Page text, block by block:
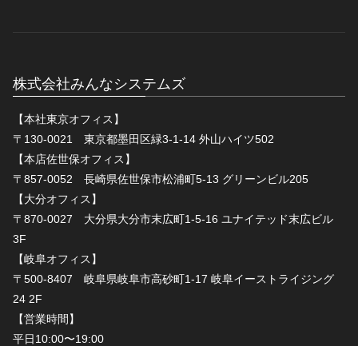
株式会社みんなシステムズ
【本社東京オフィス】
〒130-0021 東京都墨田区緑3-1-14 外山ハイツ502
【本店佐世保オフィス】
〒857-0052 長崎県佐世保市松浦町5-13 グリーンビル205
【大分オフィス】
〒870-0027 大分県大分市末広町1-5-16 ユナイテッド末広ビル
3F
【岐阜オフィス】
〒500-8407 岐阜県岐阜市高砂町1-17 岐阜イーストライジング
24 2F
【営業時間】
平日10:00〜19:00